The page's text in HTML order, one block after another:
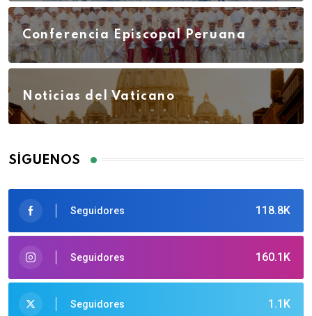
Conferencia Episcopal Peruana
Noticias del Vaticano
SÍGUENOS
118.8K
Seguidores
160.1K
Seguidores
1.1K
Seguidores